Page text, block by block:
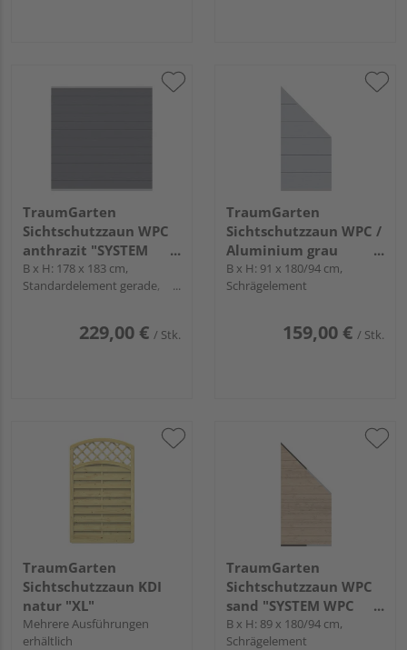
TraumGarten
Sichtschutzzaun WPC
anthrazit "SYSTEM
WPC CLASSIC"
B x H: 178 x 183 cm,
Standardelement gerade,
229,00 € / Stk.
TraumGarten
Sichtschutzzaun WPC /
Aluminium grau
"SYSTEM WPC XL"
B x H: 91 x 180/94 cm,
Schrägelement
159,00 € / Stk.
TraumGarten
Sichtschutzzaun KDI
natur "XL"
Mehrere Ausführungen
erhältlich
TraumGarten
Sichtschutzzaun WPC
sand "SYSTEM WPC
CLASSIC"
B x H: 89 x 180/94 cm,
Schrägelement